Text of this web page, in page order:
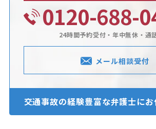
0120-688-
24時間予約受付・年中無休・通
メール相談受付
交通事故の経験豊富な弁護士に